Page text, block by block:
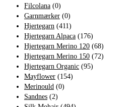
Filcolana (0)
Garnmærker (0)
Hjertegarn (411)
Hjertegarn Alpaca (176)
Hjertegarn Merino 120 (68)
Hjertegarn Merino 150 (72)
Hjertegarn Organic (95)
Mayflower (154)
Merinould (0)
Sandnes (2)